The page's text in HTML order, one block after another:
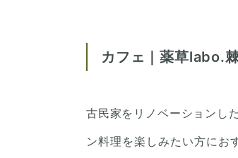
カフェ｜薬草labo.
古民家をリノベーションし
ン料理を楽しみたい方にお